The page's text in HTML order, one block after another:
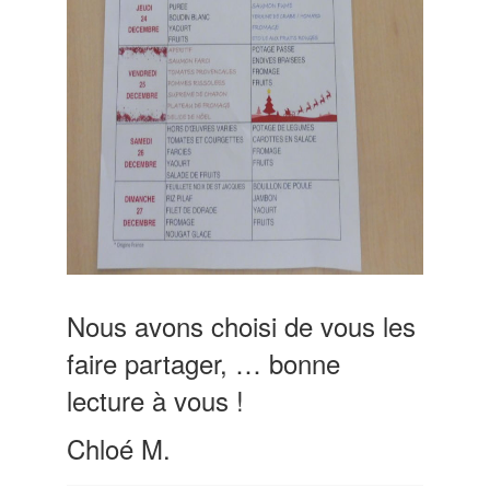
Nous avons choisi de vous les
faire partager, … bonne
lecture à vous !
Chloé M.